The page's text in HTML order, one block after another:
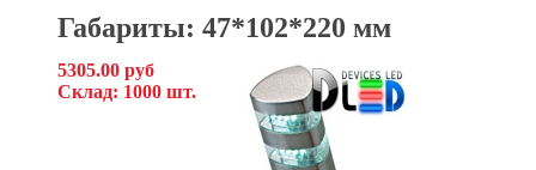
Габариты: 47*102*220 мм
5305.00 руб
Склад: 1000 шт.